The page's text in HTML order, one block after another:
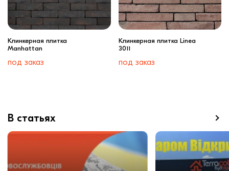
Клинкерная плитка
Manhattan
под заказ
Клинкерная плитка Linea
3011
под заказ
В статьях